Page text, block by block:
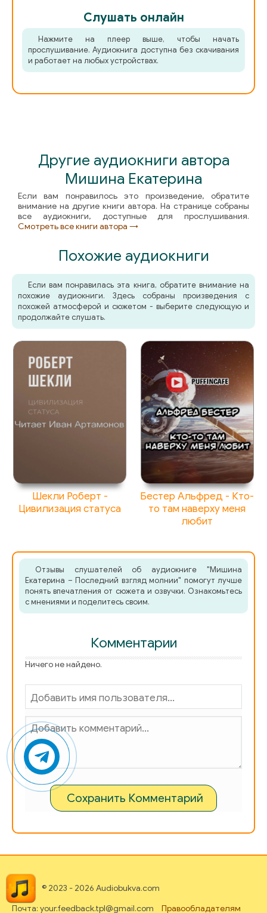
Слушать онлайн
Нажмите на плеер выше, чтобы начать
прослушивание. Аудиокнига доступна без скачивания
и работает на любых устройствах.
Другие аудиокниги автора
Мишина Екатерина
Если вам понравилось это произведение, обратите
внимание на другие книги автора. На странице собраны
все аудиокниги, доступные для прослушивания.
Смотреть все книги автора →
Похожие аудиокниги
Если вам понравилась эта книга, обратите внимание на
похожие аудиокниги. Здесь собраны произведения с
похожей атмосферой и сюжетом - выберите следующую и
продолжайте слушать.
Шекли Роберт -
Цивилизация статуса
Бестер Альфред - Кто-
то там наверху меня
любит
Отзывы слушателей об аудиокниге "Мишина
Екатерина – Последний взгляд молнии" помогут лучше
понять впечатления от сюжета и озвучки. Ознакомьтесь
с мнениями и поделитесь своим.
Комментарии
Ничего не найдено.
Сохранить Комментарий
© 2023 - 2026 Audiobukva.com
Почта: your.feedback.tpl@gmail.com Правообладателям